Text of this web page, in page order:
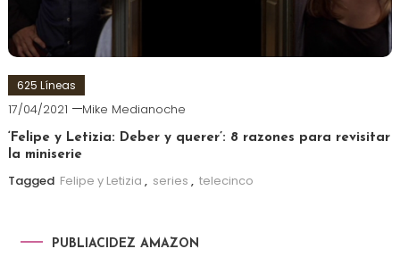
625 Líneas
17/04/2021 Mike Medianoche
‘Felipe y Letizia: Deber y querer’: 8 razones para revisitar
la miniserie
Tagged Felipe y Letizia , series , telecinco
PUBLIACIDEZ AMAZON